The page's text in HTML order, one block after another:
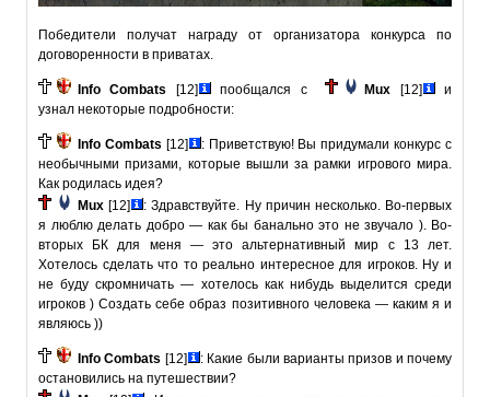
Победители получат награду от организатора конкурса по
договоренности в приватах.
Info Combats [12] пообщался с Mux [12]
и
узнал некоторые подробности:
Info Combats [12]
: Приветствую! Вы придумали конкурс с
необычными призами, которые вышли за рамки игрового мира.
Как родилась идея?
Mux [12]
: Здравствуйте. Ну причин несколько. Во-первых
я люблю делать добро — как бы банально это не звучало ). Во-
вторых БК для меня — это альтернативный мир с 13 лет.
Хотелось сделать что то реально интересное для игроков. Ну и
не буду скромничать — хотелось как нибудь выделится среди
игроков ) Создать себе образ позитивного человека — каким я и
являюсь ))
Info Combats [12]
: Какие были варианты призов и почему
остановились на путешествии?